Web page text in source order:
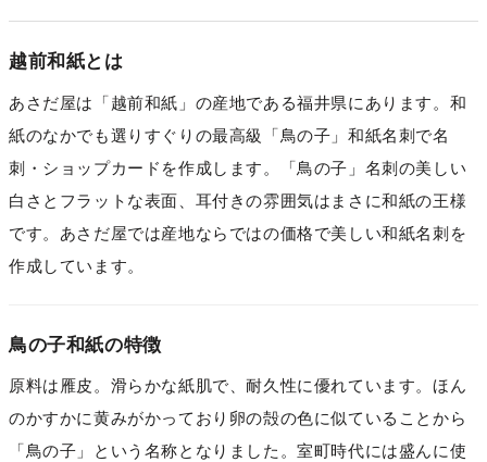
越前和紙とは
あさだ屋は「越前和紙」の産地である福井県にあります。和
紙のなかでも選りすぐりの最高級「鳥の子」和紙名刺で名
刺・ショップカードを作成します。「鳥の子」名刺の美しい
白さとフラットな表面、耳付きの雰囲気はまさに和紙の王様
です。あさだ屋では産地ならではの価格で美しい和紙名刺を
作成しています。
鳥の子和紙の特徴
原料は雁皮。滑らかな紙肌で、耐久性に優れています。ほん
のかすかに黄みがかっており卵の殻の色に似ていることから
「鳥の子」という名称となりました。室町時代には盛んに使